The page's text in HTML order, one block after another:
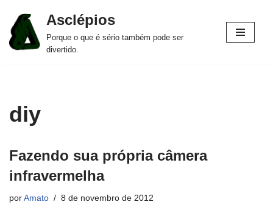
Pular
para
Asclépios
Porque o que é sério também pode ser
divertido.
diy
Fazendo sua própria câmera
infravermelha
por Amato 8 de novembro de 2012